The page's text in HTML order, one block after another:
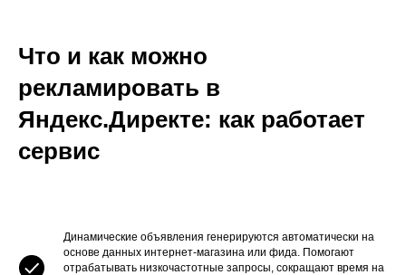
Что и как можно
рекламировать в
Яндекс.Директе: как работает
сервис
Динамические объявления генерируются автоматически на
основе данных интернет-магазина или фида. Помогают
отрабатывать низкочастотные запросы, сокращают время на